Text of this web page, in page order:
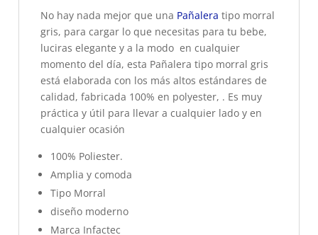
No hay nada mejor que una Pañalera tipo morral
gris, para cargar lo que necesitas para tu bebe,
luciras elegante y a la modo en cualquier
momento del día, esta Pañalera tipo morral gris
está elaborada con los más altos estándares de
calidad, fabricada 100% en polyester, . Es muy
práctica y útil para llevar a cualquier lado y en
cualquier ocasión
100% Poliester.
Amplia y comoda
Tipo Morral
diseño moderno
Marca Infactec